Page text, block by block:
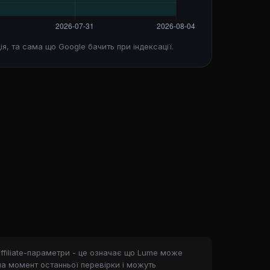
та сама що Google бачить при індексації.
параметри - це означає що Lume може
момент останньої перевірки і можуть